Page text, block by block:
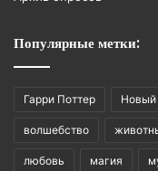
Популярные метки:
Гарри Поттер Новый
волшебство
любовь магия